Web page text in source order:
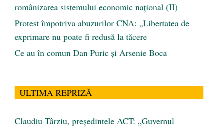
românizarea sistemului economic naţional (II)
Protest împotriva abuzurilor CNA: „Libertatea de
exprimare nu poate fi redusă la tăcere
Ce au în comun Dan Puric şi Arsenie Boca
ULTIMA REPRIZĂ
Claudiu Târziu, președintele ACT: „Guvernul